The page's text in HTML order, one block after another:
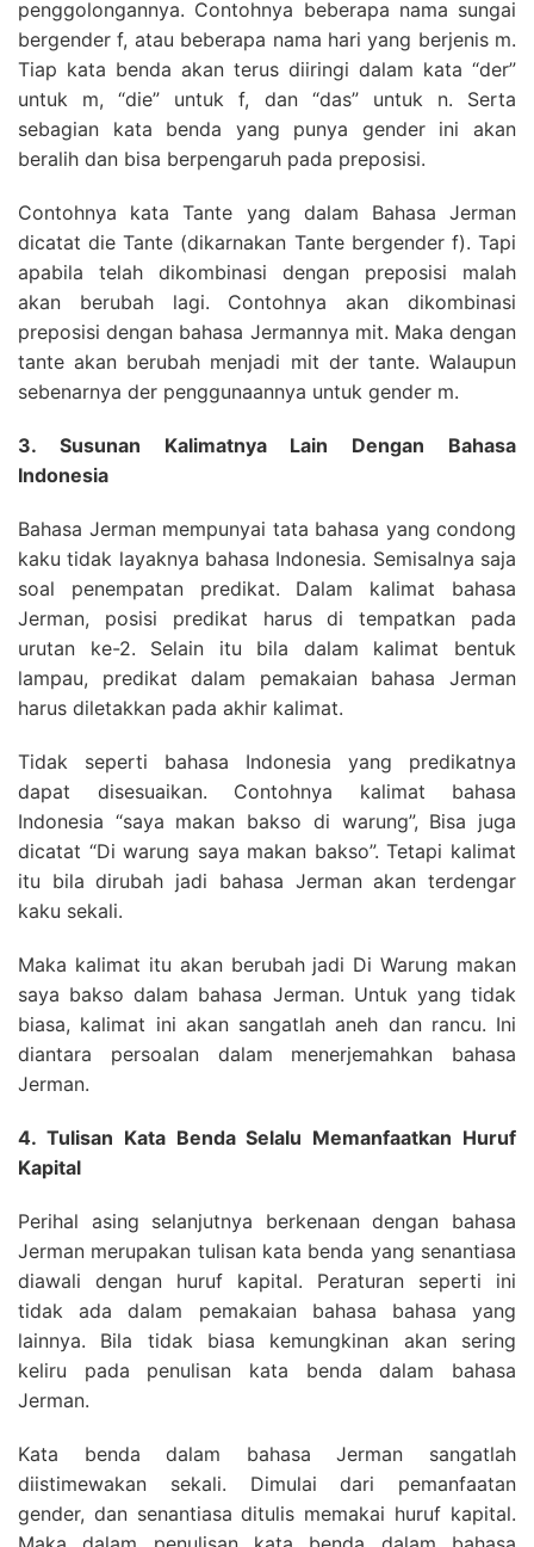
penggolongannya. Contohnya beberapa nama sungai
bergender f, atau beberapa nama hari yang berjenis m.
Tiap kata benda akan terus diiringi dalam kata “der”
untuk m, “die” untuk f, dan “das” untuk n. Serta
sebagian kata benda yang punya gender ini akan
beralih dan bisa berpengaruh pada preposisi.
Contohnya kata Tante yang dalam Bahasa Jerman
dicatat die Tante (dikarnakan Tante bergender f). Tapi
apabila telah dikombinasi dengan preposisi malah
akan berubah lagi. Contohnya akan dikombinasi
preposisi dengan bahasa Jermannya mit. Maka dengan
tante akan berubah menjadi mit der tante. Walaupun
sebenarnya der penggunaannya untuk gender m.
3. Susunan Kalimatnya Lain Dengan Bahasa
Indonesia
Bahasa Jerman mempunyai tata bahasa yang condong
kaku tidak layaknya bahasa Indonesia. Semisalnya saja
soal penempatan predikat. Dalam kalimat bahasa
Jerman, posisi predikat harus di tempatkan pada
urutan ke-2. Selain itu bila dalam kalimat bentuk
lampau, predikat dalam pemakaian bahasa Jerman
harus diletakkan pada akhir kalimat.
Tidak seperti bahasa Indonesia yang predikatnya
dapat disesuaikan. Contohnya kalimat bahasa
Indonesia “saya makan bakso di warung”, Bisa juga
dicatat “Di warung saya makan bakso”. Tetapi kalimat
itu bila dirubah jadi bahasa Jerman akan terdengar
kaku sekali.
Maka kalimat itu akan berubah jadi Di Warung makan
saya bakso dalam bahasa Jerman. Untuk yang tidak
biasa, kalimat ini akan sangatlah aneh dan rancu. Ini
diantara persoalan dalam menerjemahkan bahasa
Jerman.
4. Tulisan Kata Benda Selalu Memanfaatkan Huruf
Kapital
Perihal asing selanjutnya berkenaan dengan bahasa
Jerman merupakan tulisan kata benda yang senantiasa
diawali dengan huruf kapital. Peraturan seperti ini
tidak ada dalam pemakaian bahasa bahasa yang
lainnya. Bila tidak biasa kemungkinan akan sering
keliru pada penulisan kata benda dalam bahasa
Jerman.
Kata benda dalam bahasa Jerman sangatlah
diistimewakan sekali. Dimulai dari pemanfaatan
gender, dan senantiasa ditulis memakai huruf kapital.